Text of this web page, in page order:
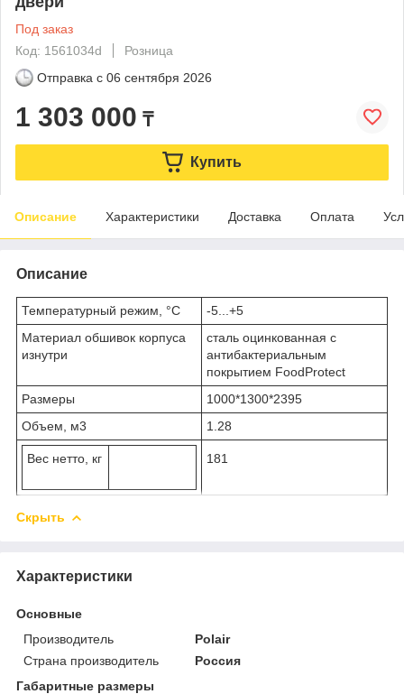
Под заказ
Код: 1561034d
Розница
Отправка с 06 сентября 2026
1 303 000 ₸
Купить
Описание Характеристики Доставка Оплата
Описание
Температурный режим, °C
-5...+5
Материал обшивок корпуса
изнутри
сталь оцинкованная с
антибактериальным
покрытием FoodProtect
Размеры
1000*1300*2395
Объем, м3
1.28
Вес нетто, кг 181
Скрыть
Характеристики
Основные
Производитель
Polair
Страна производитель
Россия
Габаритные размеры